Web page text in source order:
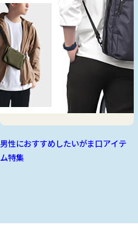
男性におすすめしたいがま口アイテ
ム特集